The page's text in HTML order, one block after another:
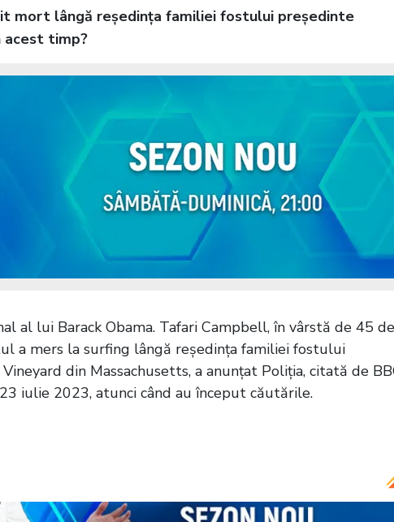
mort lângă reședința familiei fostului președinte
acest timp?
al lui Barack Obama. Tafari Campbell, în vârstă de 45 de
a mers la surfing lângă reședința familiei fostului
din Massachusetts, a anunțat Poliția, citată de
iulie 2023, atunci când au început căutările.